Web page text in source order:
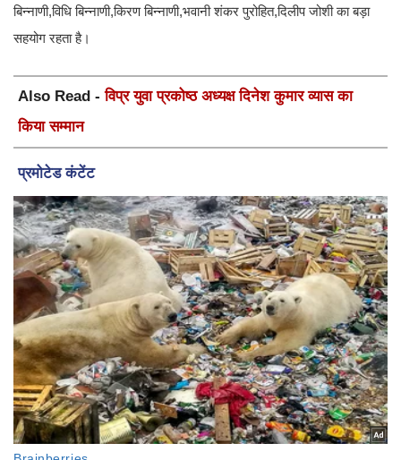
बिन्नाणी,विधि बिन्नाणी,किरण बिन्नाणी,भवानी शंकर पुरोहित,दिलीप जोशी का बड़ा
सहयोग रहता है।
Also Read -विप्र युवा प्रकोष्ठ अध्यक्ष दिनेश कुमार व्यास का
किया सम्मान